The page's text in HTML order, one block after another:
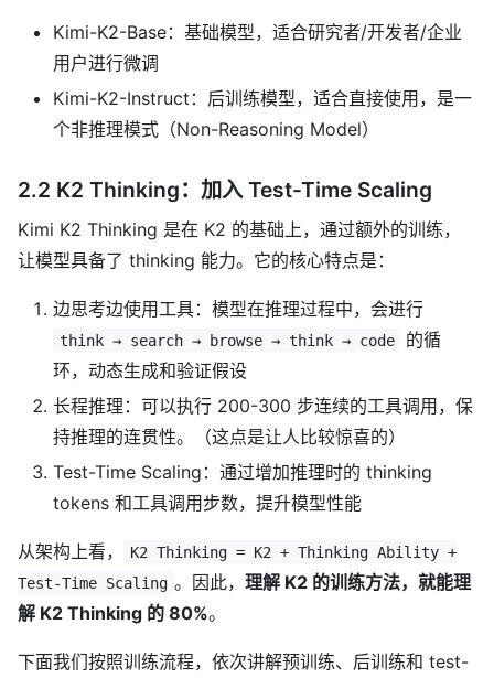
Kimi-K2-Base：基础模型，适合研究者/开发者/企业
用户进行微调
Kimi-K2-Instruct：后训练模型，适合直接使用，是一
个非推理模式（Non-Reasoning Model）
2.2 K2 Thinking：加入 Test-Time Scaling
Kimi K2 Thinking 是在 K2 的基础上，通过额外的训练，
让模型具备了 thinking 能力。它的核心特点是：
边思考边使用工具：模型在推理过程中，会进行
think → search → browse → think → code
的循
环，动态生成和验证假设
长程推理：可以执行 200-300 步连续的工具调用，保
持推理的连贯性。（这点是让人比较惊喜的）
Test-Time Scaling：通过增加推理时的 thinking
tokens 和工具调用步数，提升模型性能
从架构上看，
K2 Thinking = K2 + Thinking Ability +
Test-Time Scaling 。因此， 理解 K2 的训练方法，就能理
解 K2 Thinking 的 80%。
下面我们按照训练流程，依次讲解预训练、后训练和 test-